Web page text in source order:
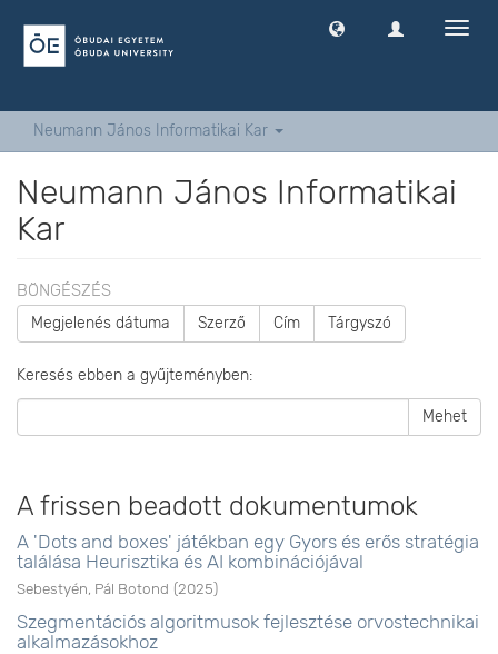
Neumann János Informatikai Kar
Neumann János Informatikai
Kar
BÖNGÉSZÉS
Megjelenés dátuma Szerző Cím Tárgyszó
Keresés ebben a gyűjteményben:
Mehet
A frissen beadott dokumentumok
A 'Dots and boxes' játékban egy Gyors és erős stratégia
találása Heurisztika és AI kombinációjával
Sebestyén, Pál Botond (2025)
Szegmentációs algoritmusok fejlesztése orvostechnikai
alkalmazásokhoz